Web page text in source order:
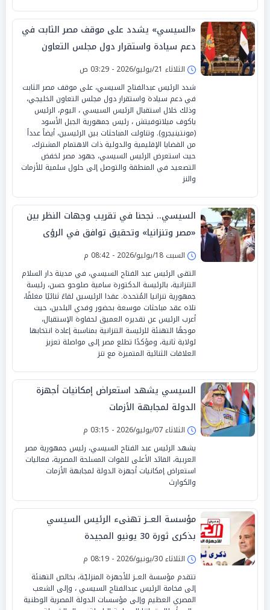
«السيسي» يشدد على موقف مصر الثابت في
دعم سيادة واستقرار دول مجلس التعاون
الخليجي
الثلاثاء 21/يوليو/2026 - 03:29 ص
شدد الرئيس عبدالفتاح السيسي، على موقف مصر الثابت
في دعم سيادة واستقرار دول مجلس التعاون الخليجي،
وذلك خلال استقبال الرئيس السيسي ، اليوم، الرئيس
ياكوف ميلاتوفيتش ، رئيس جمهورية الجبل الأسود
(مونتينيجرو). وتناولت المباحثات بين الرئيسين، أيضاً عدداً
من القضايا الإقليمية والدولية ذات الاهتمام المشترك،
حيث استعرض الرئيس السيسي، جهود مصر لخفض
التصعيد في المنطقة والتوصل إلى حلول سلمية للأزمات
والنز
السيسي.. نجحنا في تقريب وجهات النظر بين
«مصر وتنزانيا» وتحقيق توافق في الرؤى
السبت 18/يوليو/2026 - 08:42 م
التقى الرئيس عبد الفتاح السيسي، في مدينة دار السلام
التنزانية، بالرئيسة الدكتورة سامية صلوحو حسن، رئيسة
جمهورية تنزانيا المُتحدة. عقدا الرئيسين لقاءً ثنائيًا مغلقًا،
تلاه عقد مباحثات موسعة بحضور وفدي البلدين، حيث
أعرب الرئيس عن تقديره العميق لحفاوة الإستقبال،
موجهًا التهنئة للرئيسة التنزانية بمناسبة إعادة انتخابها
لولاية ثانية، ومؤكدًا تطلع مصر إلى مواصلة تعزيز
العلاقات الثنائية المتميزة مع تنز
السيسي يشهد استعراض إمكانيات أجهزة
الدولة لمجابهة الأزمات
الثلاثاء 07/يوليو/2026 - 03:15 م
يشهد الرئيس عبد الفتاح السيسي، رئيس جمهورية مصر
العربية، القائد الأعلى للقوات المسلحة المصرية، فعاليات
استعراض إمكانيات أجهزة الدولة لمجابهة الأزمات
والكوارث
مؤسسة العــز تهنىء الرئيس السيسي
بذكرى ثورة 30 يونيو المجيدة
الثلاثاء 30/يونيو/2026 - 08:19 م
تتقدم مؤسسة العــز للأجهزة المنزليّـة، بخالص التهنئة
إلى فخامة الرئيس عبدالفتاح السيسي ، وإلى الشعب
المصري العظيم وإلى مؤسسات الدولة المصرية الوطنية